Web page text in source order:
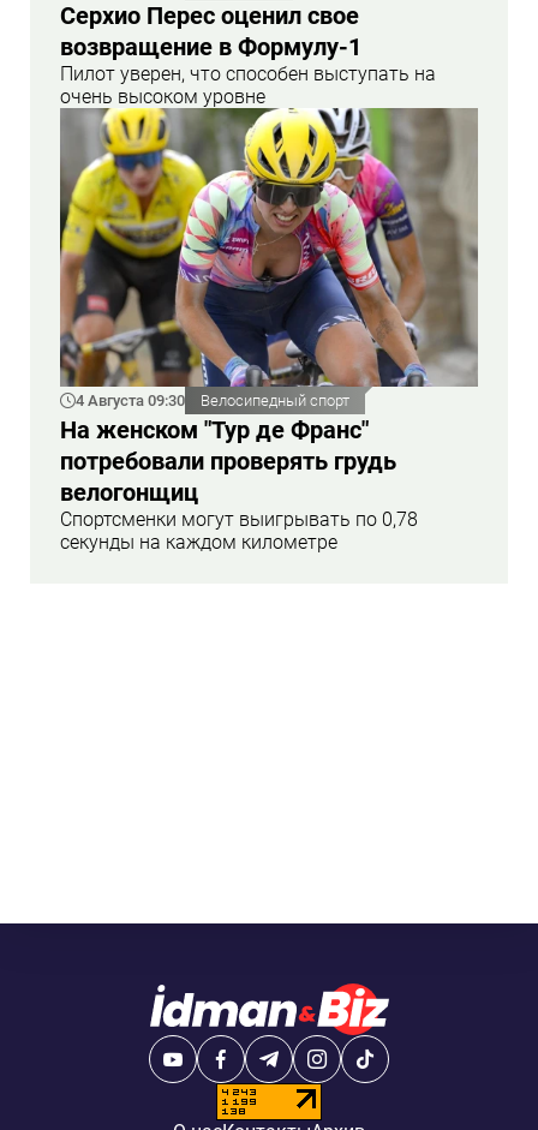
Серхио Перес оценил свое
возвращение в Формулу-1
Пилот уверен, что способен выступать на
очень высоком уровне
4 Августа 09:30 Велосипедный спорт
На женском "Тур де Франс"
потребовали проверять грудь
велогонщиц
Спортсменки могут выигрывать по 0,78
секунды на каждом километре